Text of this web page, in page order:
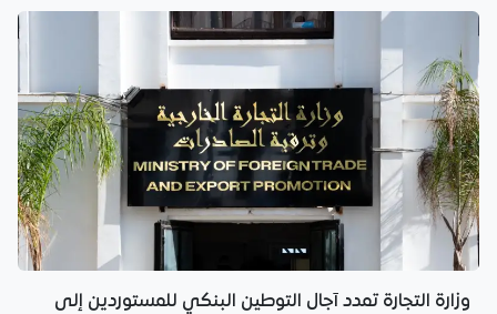
وزارة التجارة تمدد آجال التوطين البنكي للمستوردين إلى